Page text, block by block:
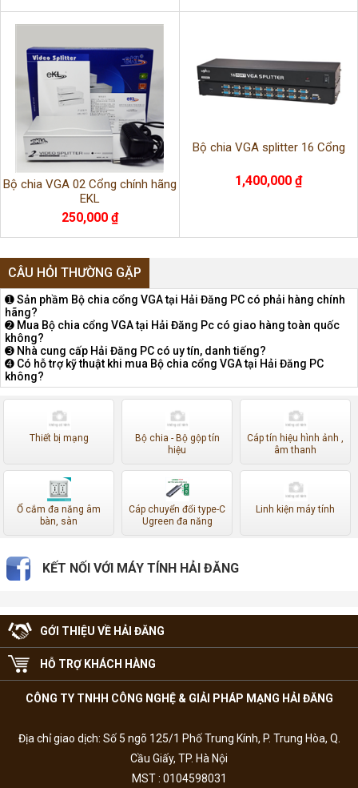
Bộ chia VGA 02 Cổng chính hãng
EKL
250,000 ₫
Bộ chia VGA splitter 16 Cổng
1,400,000 ₫
CÂU HỎI THƯỜNG GẶP
➊ Sản phầm Bộ chia cổng VGA tại Hải Đăng PC có phải hàng chính
hãng?
➋ Mua Bộ chia cổng VGA tại Hải Đăng Pc có giao hàng toàn quốc
không?
➌ Nhà cung cấp Hải Đăng PC có uy tín, danh tiếng?
➍ Có hỗ trợ kỹ thuật khi mua Bộ chia cổng VGA tại Hải Đăng PC
không?
Thiết bị mạng
Bộ chia - Bộ gộp tín
hiệu
Cáp tín hiệu hình ảnh ,
âm thanh
Ổ cắm đa năng âm
bàn, sàn
Cáp chuyển đổi type-C
Ugreen đa năng
Linh kiện máy tính
KẾT NỐI VỚI MÁY TÍNH HẢI ĐĂNG
GỚI THIỆU VỀ HẢI ĐĂNG
HỖ TRỢ KHÁCH HÀNG
CÔNG TY TNHH CÔNG NGHỆ & GIẢI PHÁP MẠNG HẢI ĐĂNG
Địa chỉ giao dịch: Số 5 ngõ 125/1 Phố Trung Kính, P. Trung Hòa, Q.
Cầu Giấy, TP. Hà Nội
MST : 0104598031